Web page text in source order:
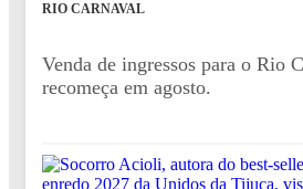
RIO CARNAVAL
Venda de ingressos para o Rio
recomeça em agosto.